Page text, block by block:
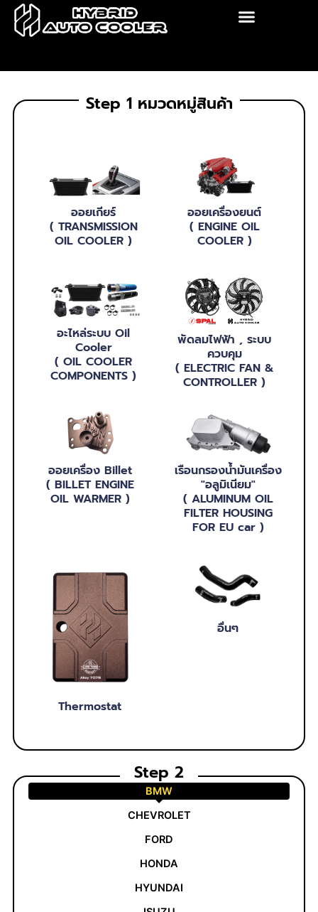
Skip
Step 1 หมวดหมู่สินค้า
ออยเกียร์
( TRANSMISSION
OIL COOLER )
ออยเครื่องยนต์
( ENGINE OIL
COOLER )
อะไหล่ระบบ Oil
Cooler
( OIL COOLER
COMPONENTS )
พัดลมไฟฟ้า , ระบบ
ควบคุม
( ELECTRIC FAN &
CONTROLLER )
ออยเครื่อง Billet
( BILLET ENGINE
OIL WARMER )
เรือนกรองน้ำมันเครื่อง
"อลูมิเนียม"
( ALUMINUM OIL
FILTER HOUSING
FOR EU car )
Thermostat
อื่นๆ
Step 2
BMW
CHEVROLET
FORD
HONDA
HYUNDAI